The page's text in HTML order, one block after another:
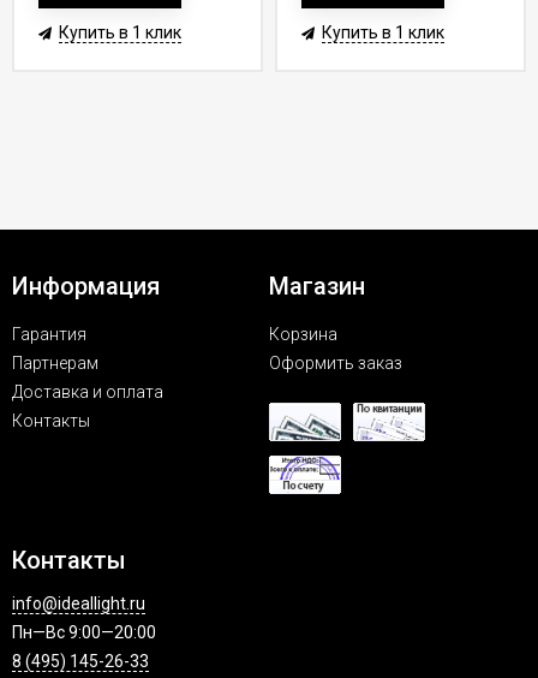
Купить в 1 клик Купить в 1 клик
Информация
Гарантия
Партнерам
Доставка и оплата
Контакты
Магазин
Корзина
Оформить заказ
Контакты
info@ideallight.ru
Пн—Вс 9:00—20:00
8 (495) 145-26-33